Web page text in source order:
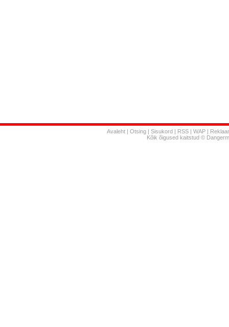
Avaleht | Otsing| Sisukord | RSS | WAP|
Kõik õigused kaitstud ©